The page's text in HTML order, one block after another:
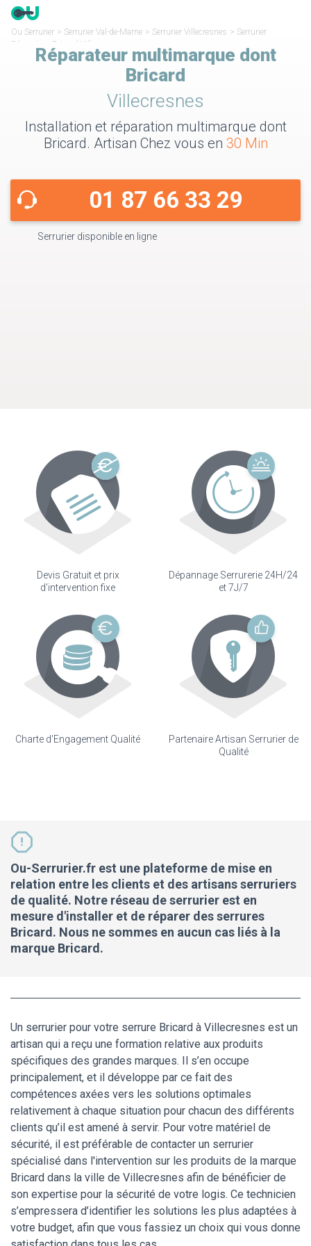
Ou Serrurier > Serrurier Val-de-Marne > Serrurier Villecresnes > Serrurier
Réparateur Bricard Villecresnes
Réparateur multimarque dont
Bricard
Villecresnes
Installation et réparation multimarque dont
Bricard. Artisan Chez vous en 30 Min
01 87 66 33 29
Serrurier disponible en ligne
Devis Gratuit et prix
d'intervention fixe
Dépannage Serrurerie 24H/24
et 7J/7
Charte d'Engagement Qualité
Partenaire Artisan Serrurier de
Qualité
Ou-Serrurier.fr est une plateforme de mise en
relation entre les clients et des artisans serruriers
de qualité. Notre réseau de serrurier est en
mesure d'installer et de réparer des serrures
Bricard. Nous ne sommes en aucun cas liés à la
marque Bricard.
Un serrurier pour votre serrure Bricard à Villecresnes est un
artisan qui a reçu une formation relative aux produits
spécifiques des grandes marques. Il s’en occupe
principalement, et il développe par ce fait des
compétences axées vers les solutions optimales
relativement à chaque situation pour chacun des différents
clients qu’il est amené à servir. Pour votre matériel de
sécurité, il est préférable de contacter un serrurier
spécialisé dans l'intervention sur les produits de la marque
Bricard dans la ville de Villecresnes afin de bénéficier de
son expertise pour la sécurité de votre logis. Ce technicien
s’empressera d’identifier les solutions les plus adaptées à
votre budget, afin que vous fassiez un choix qui vous donne